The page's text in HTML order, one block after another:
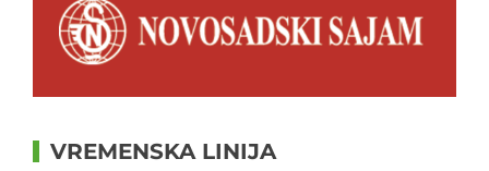
VREMENSKA LINIJA